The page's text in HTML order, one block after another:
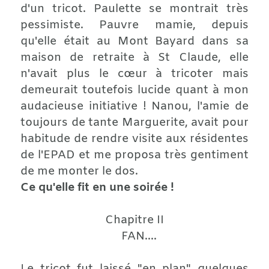
d'un tricot. Paulette se montrait très
pessimiste. Pauvre mamie, depuis
qu'elle était au Mont Bayard dans sa
maison de retraite à St Claude, elle
n'avait plus le cœur à tricoter mais
demeurait toutefois lucide quant à mon
audacieuse initiative ! Nanou, l'amie de
toujours de tante Marguerite, avait pour
habitude de rendre visite aux résidentes
de l'EPAD et me proposa très gentiment
de me monter le dos.
Ce qu'elle fit en une soirée !
Chapitre II
FAN....